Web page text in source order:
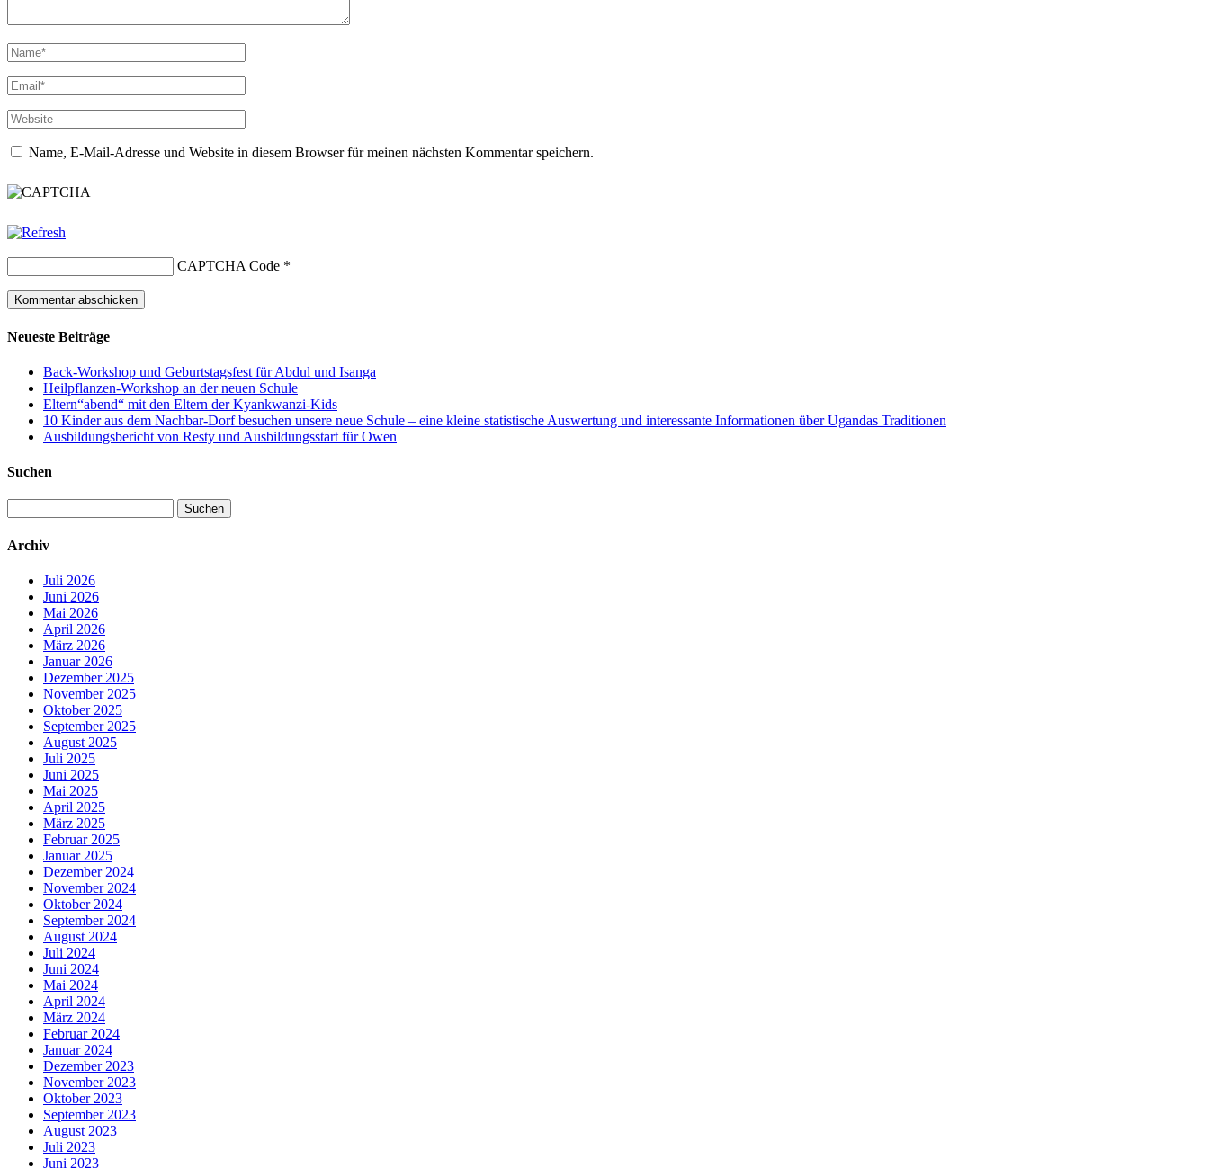
Name, E-Mail-Adresse und Website in diesem Browser für meinen nächsten Kommentar speichern.
CAPTCHA Code *
Neueste Beiträge
Back-Workshop und Geburtstagsfest für Abdul und Isanga
Heilpflanzen-Workshop an der neuen Schule
Eltern“abend“ mit den Eltern der Kyankwanzi-Kids
10 Kinder aus dem Nachbar-Dorf besuchen unsere neue Schule – eine kleine statistische Auswertung und interessante Informationen über Ugandas Traditionen
Ausbildungsbericht von Resty und Ausbildungsstart für Owen
Suchen
nach:
Archiv
Juli 2026
Juni 2026
Mai 2026
April 2026
März 2026
Januar 2026
Dezember 2025
November 2025
Oktober 2025
September 2025
August 2025
Juli 2025
Juni 2025
Mai 2025
April 2025
März 2025
Februar 2025
Januar 2025
Dezember 2024
November 2024
Oktober 2024
September 2024
August 2024
Juli 2024
Juni 2024
Mai 2024
April 2024
März 2024
Februar 2024
Januar 2024
Dezember 2023
November 2023
Oktober 2023
September 2023
August 2023
Juli 2023
Juni 2023